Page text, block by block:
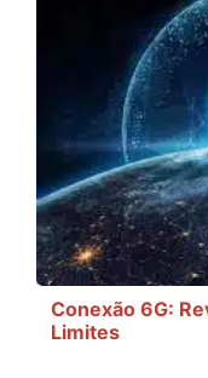
Conexão 6G:
Limites